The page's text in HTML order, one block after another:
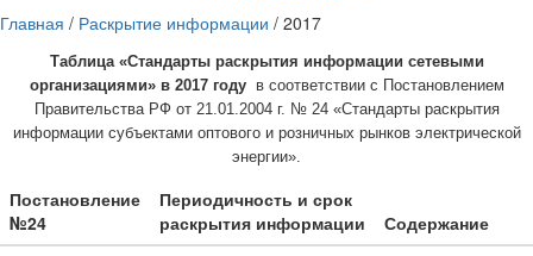
Главная / Раскрытие информации / 2017
Таблица «Стандарты раскрытия информации сетевыми
организациями» в 2017 году в соответствии с Постановлением
Правительства РФ от 21.01.2004 г. № 24 «Стандарты раскрытия
информации субъектами оптового и розничных рынков электрической
энергии».
Постановление
№24
Периодичность и срок
раскрытия информации
Содержание